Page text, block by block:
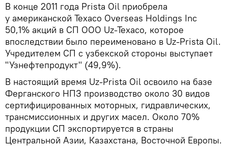
В конце 2011 года Prista Oil приобрела
у американской Texaco Overseas Holdings Inc
50,1% акций в СП ООО Uz-Texaco, которое
впоследствии было переименовано в Uz-Prista Oil.
Учредителем СП с узбекской стороны выступает
"Узнефтепродукт" (49,9%).
В настоящий время Uz-Prista Oil освоило на базе
Ферганского НПЗ производство около 30 видов
сертифицированных моторных, гидравлических,
трансмиссионных и других масел. Около 70%
продукции СП экспортируется в страны
Центральной Азии, Казахстана, Восточной Европы.